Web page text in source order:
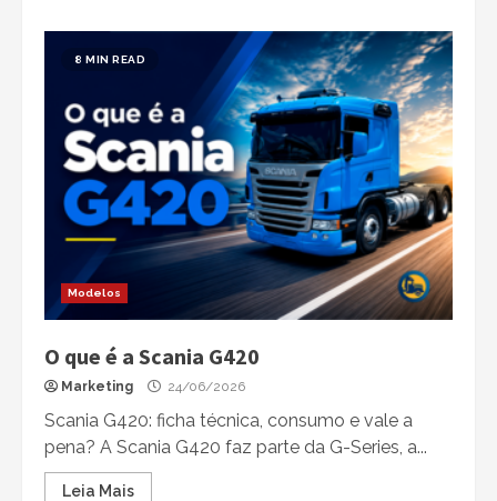
8 MIN READ
Modelos
O que é a Scania G420
Marketing 24/06/2026
Scania G420: ficha técnica, consumo e vale a
pena? A Scania G420 faz parte da G-Series, a...
Leia Mais